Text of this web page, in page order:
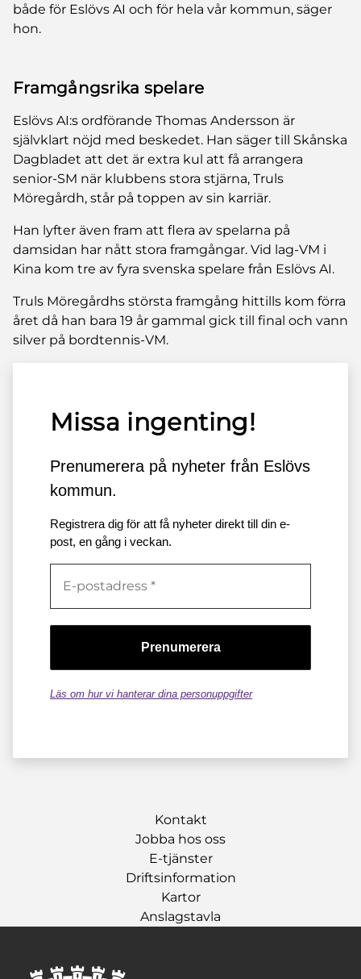
både för Eslövs AI och för hela vår kommun, säger
hon.
Framgångsrika spelare
Eslövs AI:s ordförande Thomas Andersson är
självklart nöjd med beskedet. Han säger till Skånska
Dagbladet att det är extra kul att få arrangera
senior-SM när klubbens stora stjärna, Truls
Möregårdh, står på toppen av sin karriär.
Han lyfter även fram att flera av spelarna på
damsidan har nått stora framgångar. Vid lag-VM i
Kina kom tre av fyra svenska spelare från Eslövs AI.
Truls Möregårdhs största framgång hittills kom förra
året då han bara 19 år gammal gick till final och vann
silver på bordtennis-VM.
Missa ingenting!
Prenumerera på nyheter från Eslövs
kommun.
Registrera dig för att få nyheter direkt till din e-
post, en gång i veckan.
Läs om hur vi hanterar dina personuppgifter
Kontakt
Jobba hos oss
E-tjänster
Driftsinformation
Kartor
Anslagstavla